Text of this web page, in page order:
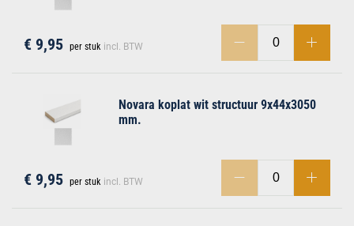
€ 9,95 per stuk incl. BTW
Novara koplat wit structuur 9x44x3050
mm.
€ 9,95 per stuk incl. BTW